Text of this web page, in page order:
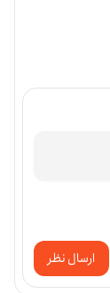
ارسال نظر